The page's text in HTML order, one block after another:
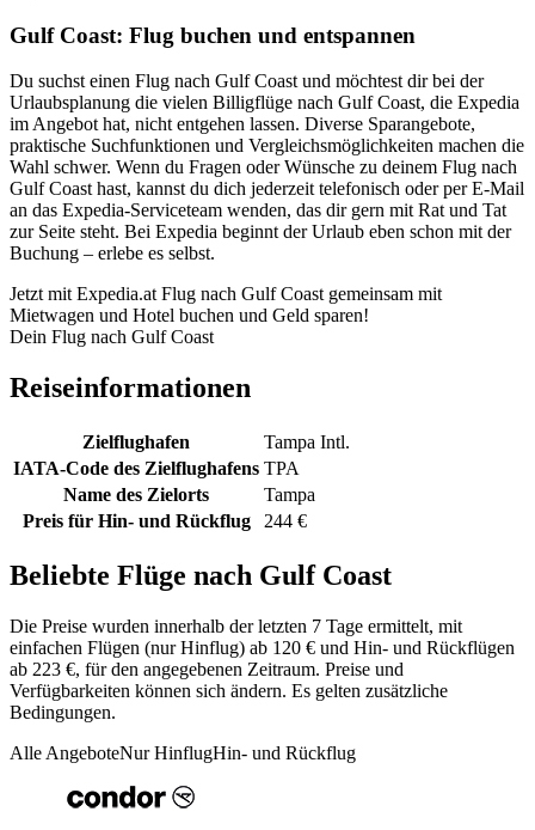
Gulf Coast: Flug buchen und entspannen
Du suchst einen Flug nach Gulf Coast und möchtest dir bei der
Urlaubsplanung die vielen Billigflüge nach Gulf Coast, die Expedia
im Angebot hat, nicht entgehen lassen. Diverse Sparangebote,
praktische Suchfunktionen und Vergleichsmöglichkeiten machen die
Wahl schwer. Wenn du Fragen oder Wünsche zu deinem Flug nach
Gulf Coast hast, kannst du dich jederzeit telefonisch oder per E-Mail
an das Expedia-Serviceteam wenden, das dir gern mit Rat und Tat
zur Seite steht. Bei Expedia beginnt der Urlaub eben schon mit der
Buchung – erlebe es selbst.
Jetzt mit Expedia.at Flug nach Gulf Coast gemeinsam mit
Mietwagen und Hotel buchen und Geld sparen!
Dein Flug nach Gulf Coast
Reiseinformationen
Zielflughafen
Tampa Intl.
IATA-Code des Zielflughafens TPA
Name des Zielorts
Tampa
Preis für Hin- und Rückflug
244 €
Beliebte Flüge nach Gulf Coast
Die Preise wurden innerhalb der letzten 7 Tage ermittelt, mit
einfachen Flügen (nur Hinflug) ab 120 € und Hin- und Rückflügen
ab 223 €, für den angegebenen Zeitraum. Preise und
Verfügbarkeiten können sich ändern. Es gelten zusätzliche
Bedingungen.
Alle AngeboteNur HinflugHin- und Rückflug